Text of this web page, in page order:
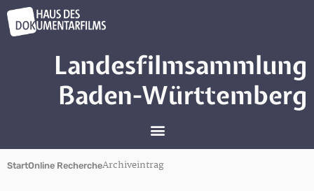
Landesfilmsammlung
Baden-Württemberg
StartOnline RechercheArchiveintrag